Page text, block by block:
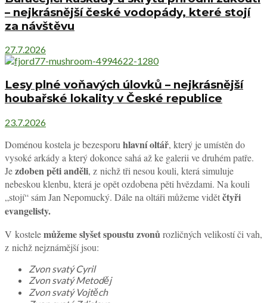
– nejkrásnější české vodopády, které stojí
za návštěvu
27.7.2026
Lesy plné voňavých úlovků – nejkrásnější
houbařské lokality v České republice
23.7.2026
Doménou kostela je bezesporu hlavní oltář, který je umístěn do
vysoké arkády a který dokonce sahá až ke galerii ve druhém patře.
Jezdoben pěti anděli, z nichž tři nesou kouli, která simuluje
nebeskou klenbu, která je opět ozdobena pěti hvězdami. Na kouli
„stojí“ sám Jan Nepomucký. Dále na oltáři můžeme vidětčtyři
evangelisty.
V kostelemůžeme slyšet spoustu zvonůrozličných velikostí či vah,
z nichž nejznámější jsou:
Zvon svatý Cyril
Zvon svatý Metoděj
Zvon svatý Vojtěch